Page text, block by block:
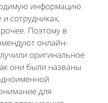
информацию
сотрудниках,
Поэтому в
онлайн-
оригинальное
они были названы
для